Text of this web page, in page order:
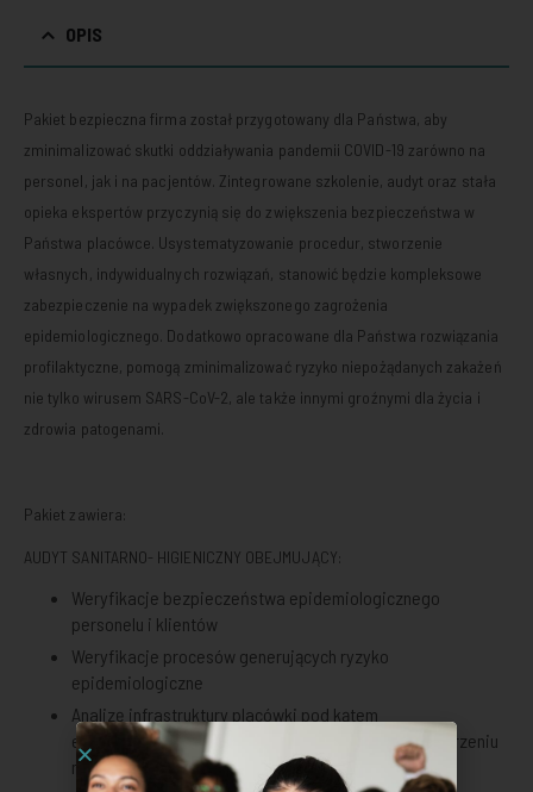
OPIS
Pakiet bezpieczna firma został przygotowany dla Państwa, aby
zminimalizować skutki oddziaływania pandemii COVID-19 zarówno na
personel, jak i na pacjentów. Zintegrowane szkolenie, audyt oraz stała
opieka ekspertów przyczynią się do zwiększenia bezpieczeństwa w
Państwa placówce. Usystematyzowanie procedur, stworzenie
własnych, indywidualnych rozwiązań, stanowić będzie kompleksowe
zabezpieczenie na wypadek zwiększonego zagrożenia
epidemiologicznego. Dodatkowo opracowane dla Państwa rozwiązania
profilaktyczne, pomogą zminimalizować ryzyko niepożądanych zakażeń
nie tylko wirusem SARS-CoV-2, ale także innymi groźnymi dla życia i
zdrowia patogenami.
Pakiet zawiera:
AUDYT SANITARNO- HIGIENICZNY OBEJMUJĄCY:
Weryfikacje bezpieczeństwa epidemiologicznego
personelu i klientów
Weryfikacje procesów generujących ryzyko
epidemiologiczne
Analizę infrastruktury placówki pod kątem
epidemiologicznym oraz pomoc w optymalnym stworzeniu
miejsca izolacji